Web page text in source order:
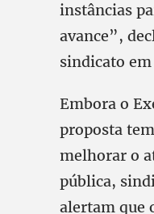
instâncias
avance”,
sindicato
Embora o
proposta
melhorar o
pública,
alertam que